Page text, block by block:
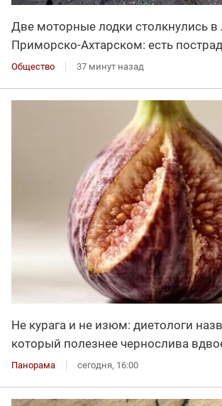
Две моторные лодки столкнулись
Приморско-Ахтарском: есть
Общество 37 минут назад
Не курага и не изюм: диетологи
который полезнее чернослива
Панорама сегодня, 16:00